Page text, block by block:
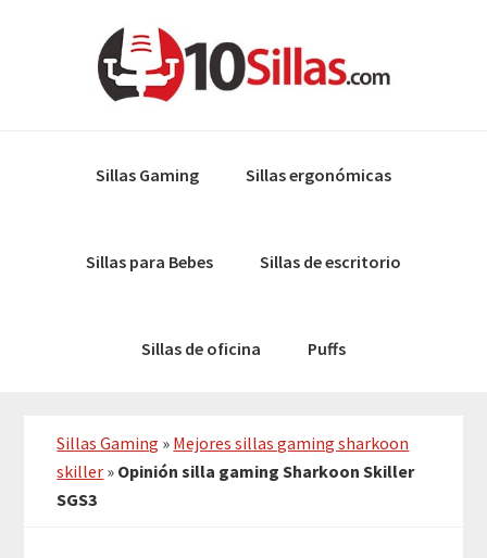
Sillas Gaming Sillas ergonómicas
Sillas para Bebes Sillas de escritorio
Sillas de oficina Puffs
Sillas Gaming » Mejores sillas gaming sharkoon
skiller » Opinión silla gaming Sharkoon Skiller
SGS3